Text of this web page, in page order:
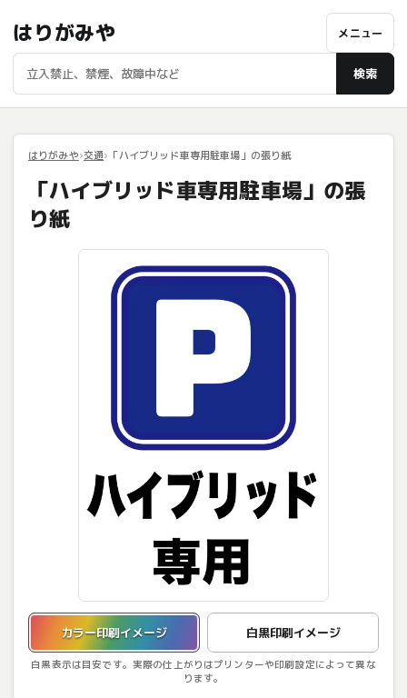
はりがみや
検索
メニュー
はりがみや 交通 「ハイブリッド車専用駐車場」の張り紙
「ハイブリッド車専用駐車場」の張
り紙
カラー印刷イメージ 白黒印刷イメージ
白黒表示は目安です。実際の仕上がりはプリンターや印刷設定によって異な
ります。
カラー印刷イメージを表示しています。